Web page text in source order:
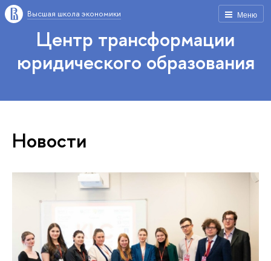
Меню
Высшая школа экономики
Центр трансформации
юридического образования
Новости